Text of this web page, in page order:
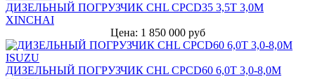
ДИЗЕЛЬНЫЙ ПОГРУЗЧИК CHL CPCD35 3,5Т 3,0М
XINCHAI
Цена: 1 850 000 руб
ДИЗЕЛЬНЫЙ ПОГРУЗЧИК CHL CPCD60 6,0Т 3,0-8,0М